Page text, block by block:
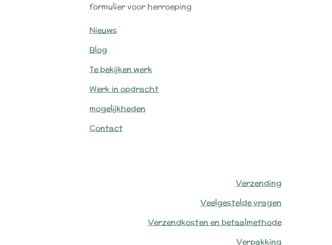
formulier voor herroeping
Nieuws
Blog
Te bekijken werk
Werk in opdracht
mogelijkheden
Contact
Verzending
Veelgestelde vragen
Verzendkosten en betaalmethode
Verpakking